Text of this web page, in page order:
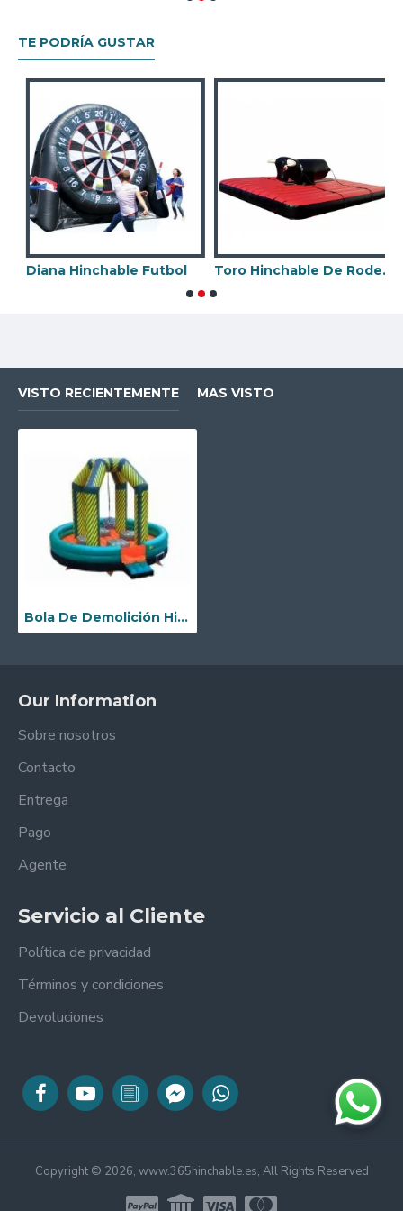
TE PODRÍA GUSTAR
Diana Hinchable Futbol Toro Hinchable De Rodeo Con Correas
VISTO RECIENTEMENTE MAS VISTO
Bola De Demolición Hinchable
Our Information
Sobre nosotros
Contacto
Entrega
Pago
Agente
Servicio al Cliente
Política de privacidad
Términos y condiciones
Devoluciones
Copyright © 2026, www.365hinchable.es, All Rights Reserved